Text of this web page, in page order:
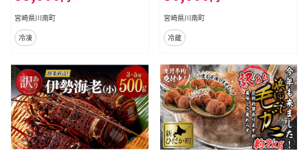
宮崎県川南町
冷凍
宮崎県川南町
冷蔵